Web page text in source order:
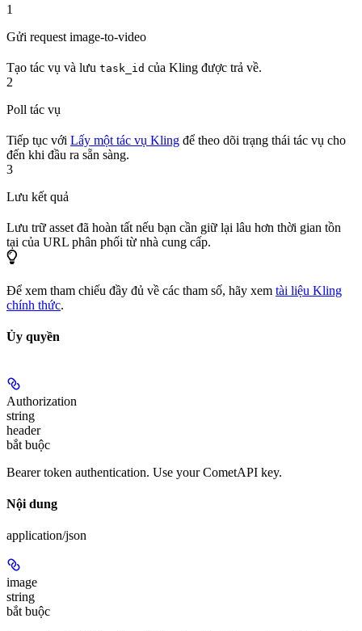
1
Gửi request image-to-video
Tạo tác vụ và lưu task_id của Kling được trả về.
2
Poll tác vụ
Tiếp tục với Lấy một tác vụ Kling để theo dõi trạng thái tác vụ cho
đến khi đầu ra sẵn sàng.
3
Lưu kết quả
Lưu trữ asset đã hoàn tất nếu bạn cần giữ lại lâu hơn thời gian tồn
tại của URL phân phối từ nhà cung cấp.
Để xem tham chiếu đầy đủ về các tham số, hãy xem tài liệu Kling
chính thức.
Ủy quyền
Authorization
string
header
bắt buộc
Bearer token authentication. Use your CometAPI key.
Nội dung
application/json
image
string
bắt buộc